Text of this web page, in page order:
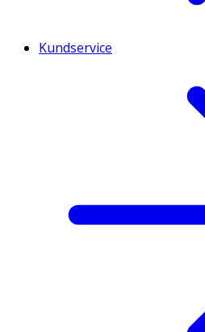
Kundservice